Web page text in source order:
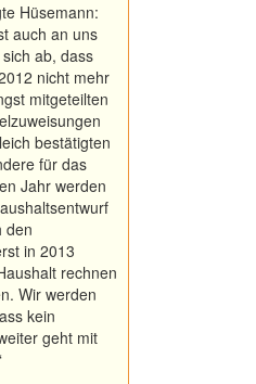
Hüsemann:
auch an uns
ab, dass
nicht mehr
mitgeteilten
bestätigten
für das
Jahr werden
den
in 2013
rechnen
Wir werden
kein
geht mit